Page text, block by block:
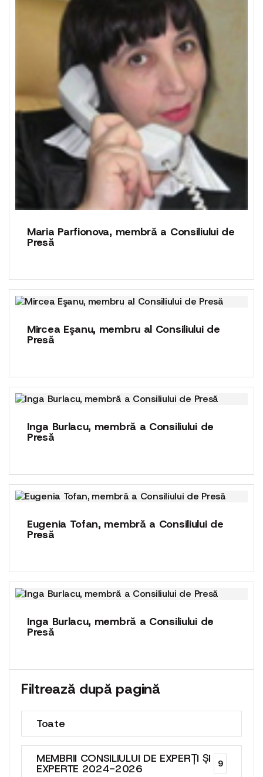
Maria Parfionova, membră a Consiliului de
Presă
Mircea Eşanu, membru al Consiliului de
Presă
Inga Burlacu, membră a Consiliului de
Presă
Eugenia Tofan, membră a Consiliului de
Presă
Inga Burlacu, membră a Consiliului de
Presă
Filtrează după pagină
Toate
MEMBRII CONSILIULUI DE EXPERȚI ȘI
EXPERTE 2024-2026 9